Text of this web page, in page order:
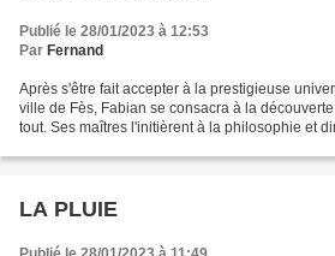
Publié le 28/01/2023 à 12:53
Par Fernand
Après s'être fait accepter à la prestigieuse
ville de Fès, Fabian se consacra à la
tout. Ses maîtres l'initièrent à la philosophie et
LA PLUIE